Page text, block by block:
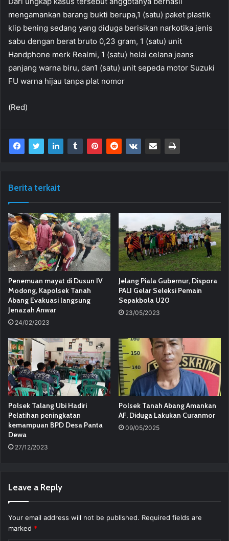
mengamankan barang bukti berupa,1 (satu) paket plastik
klip bening sedang yang diduga berisikan narkotika jenis
sabu dengan berat bruto 0,23 gram, 1 (satu) unit
Handphone merk Realmi, 1 (satu) helai celana jeans
panjang warna biru, dan1 (satu) unit sepeda motor Suzuki
FU warna hijau tanpa plat nomor
(Red)
Berita terkait
Penemuan mayat di Dusun IV
Modong, Kapolsek Tanah
Abang Evakuasi langsung
Jenazah Anwar
24/02/2023
Jelang Piala Gubernur, Dispora
PALI Gelar Seleksi Pemain
Sepakbola U20
23/05/2023
Polsek Talang Ubi Hadiri
Pelatihan peningkatan
kemampuan BPD Desa Panta
Dewa
27/12/2023
Polsek Tanah Abang Amankan
AF, Diduga Lakukan Curanmor
09/05/2025
Leave a Reply
Your email address will not be published. Required fields are
marked *